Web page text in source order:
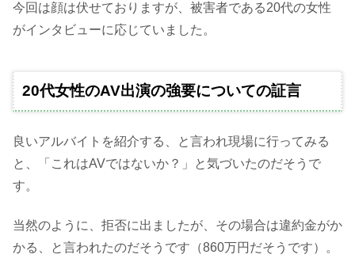
今回は顔は伏せておりますが、被害者である20代の女性
がインタビューに応じていました。
20代女性のAV出演の強要についての証言
良いアルバイトを紹介する、と言われ現場に行ってみる
と、「これはAVではないか？」と気づいたのだそうで
す。
当然のように、拒否に出ましたが、その場合は違約金がか
かる、と言われたのだそうです（860万円だそうです）。